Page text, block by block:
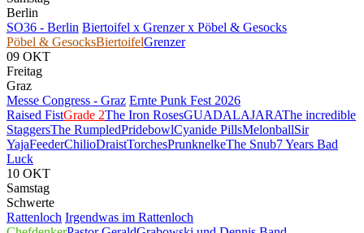
Berlin
SO36 - Berlin Biertoifel x Grenzer x Pöbel & Gesocks
Pöbel & GesocksBiertoifelGrenzer
09 OKT
Freitag
Graz
Messe Congress - Graz Ernte Punk Fest 2026
Raised FistGrade 2The Iron RosesGUADALAJARAThe incredible
StaggersThe RumpledPridebowlCyanide PillsMelonballSir
YajaFeederChilioDraistTorchesPrunknelkeThe Snub7 Years Bad
Luck
10 OKT
Samstag
Schwerte
Rattenloch Irgendwas im Rattenloch